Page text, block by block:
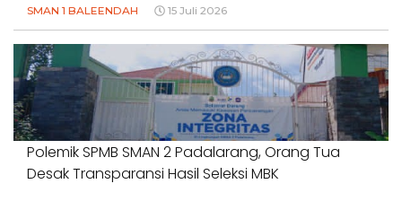
SMAN 1 BALEENDAH 15 Juli 2026
Polemik SPMB SMAN 2 Padalarang, Orang Tua
Desak Transparansi Hasil Seleksi MBK